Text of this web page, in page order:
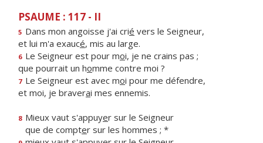
PSAUME : 117 - II
5 Dans mon angoisse j'ai crié vers le Seigneur,
et lui m'a exaucé, mis au large.
6 Le Seigneur est pour moi, je ne crains pas ;
que pourrait un homme contre moi ?
7 Le Seigneur est avec moi pour me défendre,
et moi, je braverai mes ennemis.
8 Mieux vaut s'appuyer sur le Seigneur
que de compter sur les hommes ; *